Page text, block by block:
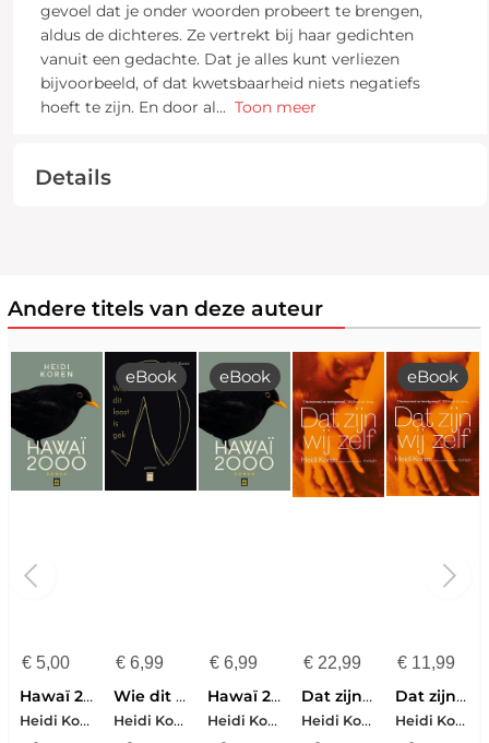
gevoel dat je onder woorden probeert te brengen,
aldus de dichteres. Ze vertrekt bij haar gedichten
vanuit een gedachte. Dat je alles kunt verliezen
bijvoorbeeld, of dat kwetsbaarheid niets negatiefs
hoeft te zijn. En door al... Toon meer
Details
Andere titels van deze auteur
€5,00
Hawaï 2000
Heidi Koren
€6,99
eBook
Wie dit leest is gek
Heidi Koren
€ 6,99
eBook
Hawaï 2000
Heidi Koren
€ 22,99
Dat zijn wij zelf
Heidi Koren
€ 11,99
eBook
Dat zijn wij zelf
Heidi Koren